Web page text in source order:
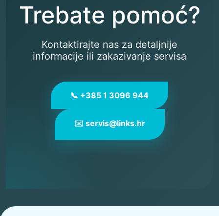
Trebate pomoć?
Kontaktirajte nas za detaljnije
informacije ili zakazivanje servisa
📞 +385 1 3096 944
✉️ servis@links.hr